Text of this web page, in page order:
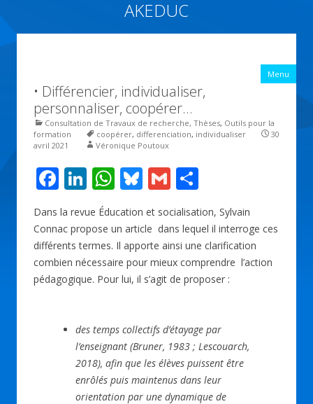
AKEDUC
Menu
• Différencier, individualiser,
personnaliser, coopérer…
Consultation de Travaux de recherche, Thèses, Outils pour la
formation
coopérer, differenciation, individualiser
30
avril 2021
Véronique Poutoux
F
ac
e
b
o
o
Li
n
k
e
dI
n
W
h
at
s
A
p
Bl
u
e
sk
y
G
m
ai
l
ar
ta
g
er
Dans la revue Éducation et socialisation, Sylvain
Connac propose un article dans lequel il interroge ces
différents termes. Il apporte ainsi une clarification
combien nécessaire pour mieux comprendre l’action
pédagogique. Pour lui, il s’agit de proposer :
des temps collectifs d’étayage par
l’enseignant (Bruner, 1983 ; Lescouarch,
2018), afin que les élèves puissent être
enrôlés puis maintenus dans leur
orientation par une dynamique de